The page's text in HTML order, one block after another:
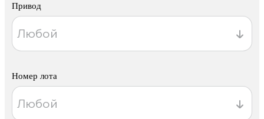
Привод
Номер лота